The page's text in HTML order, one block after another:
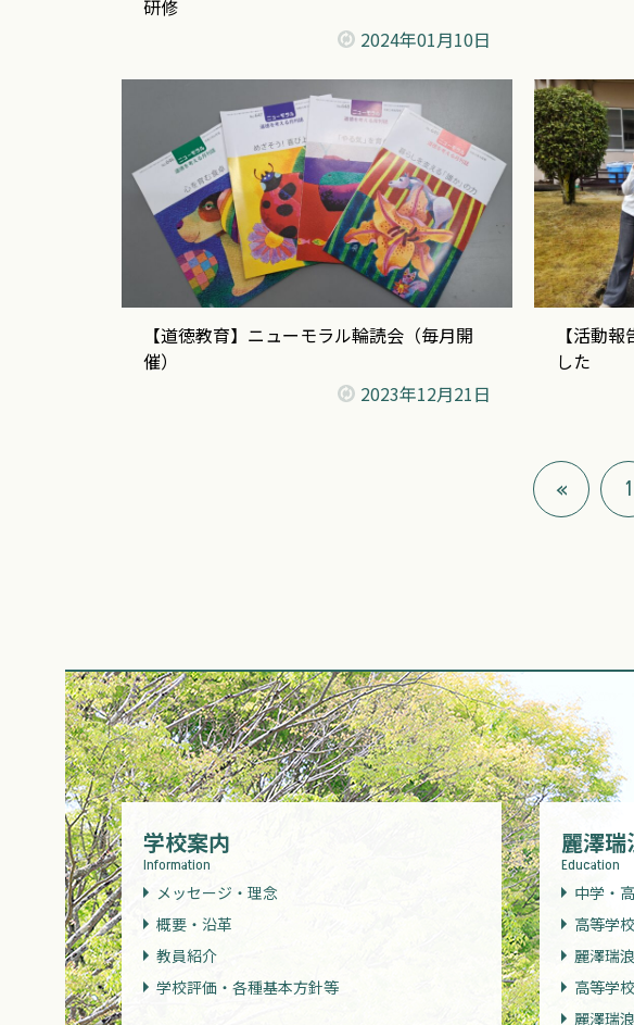
研修
2024年01月10日
【道徳教育】ニューモラル輪読会（毎月開
催）
2023年12月21日
【活動
した
« 1
学校案内
Information
メッセージ・理念
概要・沿革
教員紹介
学校評価・各種基本方針等
麗澤瑞
Education
中学・
高等学
麗澤瑞
高等学
麗澤瑞